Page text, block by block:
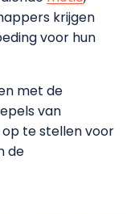
krijgen
voor hun
met de
van
te stellen voor
de